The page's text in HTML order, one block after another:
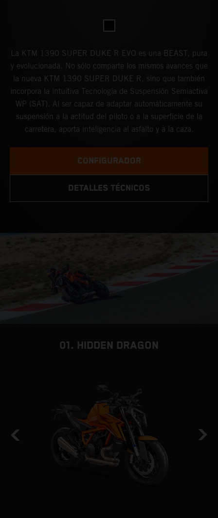
La KTM 1390 SUPER DUKE R EVO es una BEAST, pura
y evolucionada. No sólo comparte los mismos avances que
la nueva KTM 1390 SUPER DUKE R, sino que también
incorpora la intuitiva Tecnología de Suspensión Semiactiva
WP (SAT). Al ser capaz de adaptar automáticamente su
suspensión a la actitud del piloto o a la superficie de la
carretera, aporta inteligencia al asfalto y a la caza.
CONFIGURADOR
DETALLES TÉCNICOS
01. HIDDEN DRAGON